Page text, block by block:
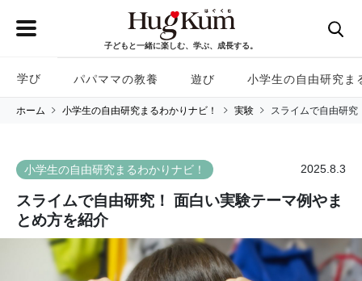
子どもと一緒に楽しむ、学ぶ、成長する。
学び パパママの教養 遊び 小学生の自由研究ま
ホーム 小学生の自由研究まるわかりナビ！ 実験 スライムで自由研
小学生の自由研究まるわかりナビ！ 2025.8.3
スライムで自由研究！ 面白い実験テーマ例やま
とめ方を紹介